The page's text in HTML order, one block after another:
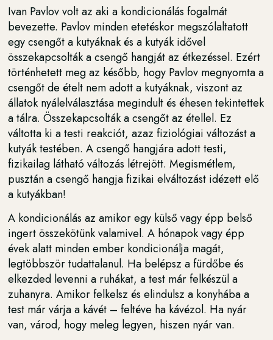
Ivan Pavlov volt az aki a kondicionálás fogalmát
bevezette. Pavlov minden etetéskor megszólaltatott
egy csengőt a kutyáknak és a kutyák idővel
összekapcsolták a csengő hangját az étkezéssel. Ezért
történhetett meg az később, hogy Pavlov megnyomta a
csengőt de ételt nem adott a kutyáknak, viszont az
állatok nyálelválasztása megindult és éhesen tekintettek
a tálra. Összekapcsolták a csengőt az étellel. Ez
váltotta ki a testi reakciót, azaz fiziológiai változást a
kutyák testében. A csengő hangjára adott testi,
fizikailag látható változás létrejött. Megismétlem,
pusztán a csengő hangja fizikai elváltozást idézett elő
a kutyákban!
A kondicionálás az amikor egy külső vagy épp belső
ingert összekötünk valamivel. A hónapok vagy épp
évek alatt minden ember kondicionálja magát,
legtöbbször tudattalanul. Ha belépsz a fürdőbe és
elkezded levenni a ruhákat, a test már felkészül a
zuhanyra. Amikor felkelsz és elindulsz a konyhába a
test már várja a kávét – feltéve ha kávézol. Ha nyár
van, várod, hogy meleg legyen, hiszen nyár van.